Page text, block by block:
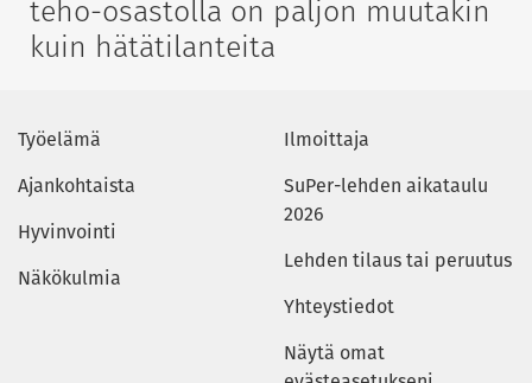
teho-osastolla on paljon muutakin
kuin hätätilanteita
Työelämä
Ajankohtaista
Hyvinvointi
Näkökulmia
Ilmoittaja
SuPer-lehden aikataulu
2026
Lehden tilaus tai peruutus
Yhteystiedot
Näytä omat